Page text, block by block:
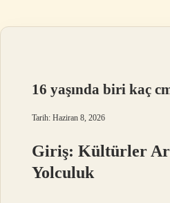
16 yaşında biri kaç
Tarih: Haziran 8, 2026
Giriş: Kültürler
Yolculuk